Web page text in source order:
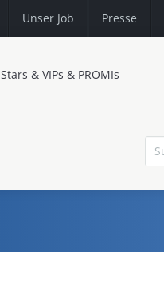
Unser Job Presse
Stars & VIPs & PROMIs